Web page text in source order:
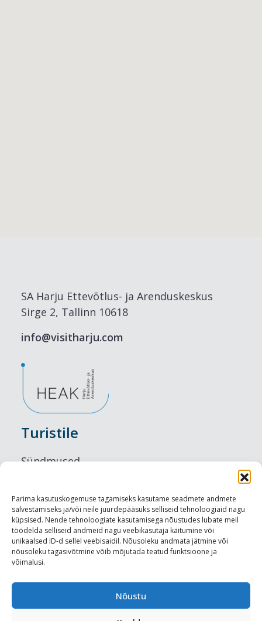
Parima kasutuskogemuse tagamiseks kasutame seadmete andmete
salvestamiseks ja/või neile juurdepääsuks selliseid tehnoloogiaid nagu
küpsised. Nende tehnoloogiate kasutamisega nõustudes lubate meil
töödelda selliseid andmeid nagu veebikasutaja käitumine või
unikaalsed ID-d sellel veebisaidil. Nõusoleku andmata jätmine või
nõusoleku tagasivõtmine võib mõjutada teatud funktsioone ja
võimalusi.
Nõustu
SA Harju Ettevõtlus- ja Arenduskeskus
Sirge 2, Tallinn 10618
info@visitharju.com
Turistile
Sündmused
Maitseelamused
Vaatamisväärsused
Visit Tallinn
Turismiprofessionaalile